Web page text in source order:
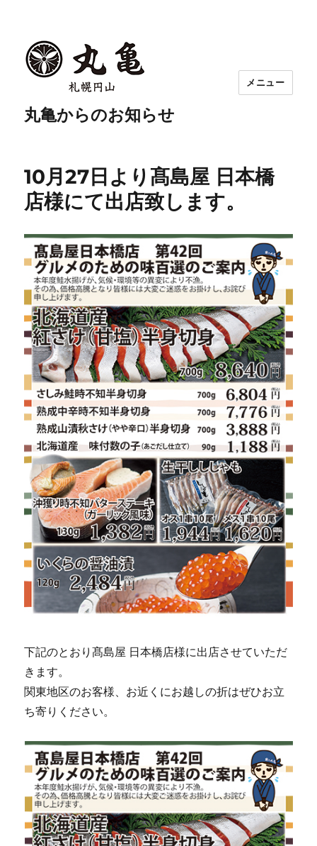
丸亀からのお知らせ
メニュー
10月27日より髙島屋 日本橋
店様にて出店致します。
下記のとおり髙島屋 日本橋店様に出店させていただ
きます。
関東地区のお客様、お近くにお越しの折はぜひお立
ち寄りください。